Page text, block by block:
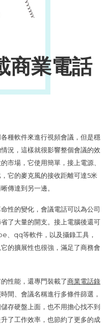
商業電話
種軟件來進行視頻會議，但是穩
況，這樣就很影響整個會議的效
市場，它使用簡單，接上電源、
它的麥克風的接收距離可達5米
傳達到另一邊。
性的變化，會議電話可以為公司
了大量的開支。接上電腦後還可
、qq等軟件，以及攝錄工具，
的擴展性也很強，滿足了商務會
性能，還專門裝載了商業電話錄
間、會議名稱進行多條件篩選，
存硬盤上面，也不用擔心找不到
了工作效率，也節約了更多的成